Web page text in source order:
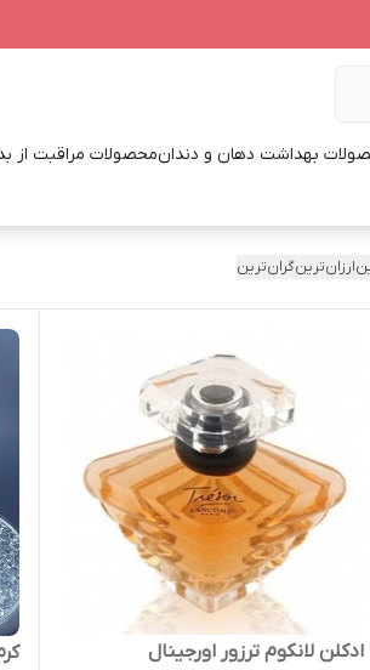
بهداشت دهان و دندانمحصولات مراقبت از
ارزان‌ترینگران‌ترین
ادکلن لانکوم ترزور اورجینال